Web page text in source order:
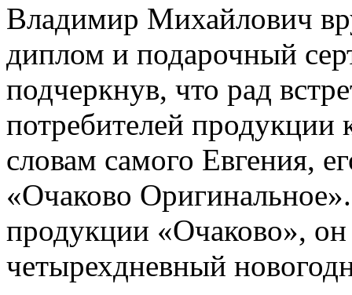
Владимир Михайлович
диплом и подарочный
подчеркнув, что рад
потребителей
словам самого Евгения,
«Очаково
продукции «Очаково», он
четырехдневный